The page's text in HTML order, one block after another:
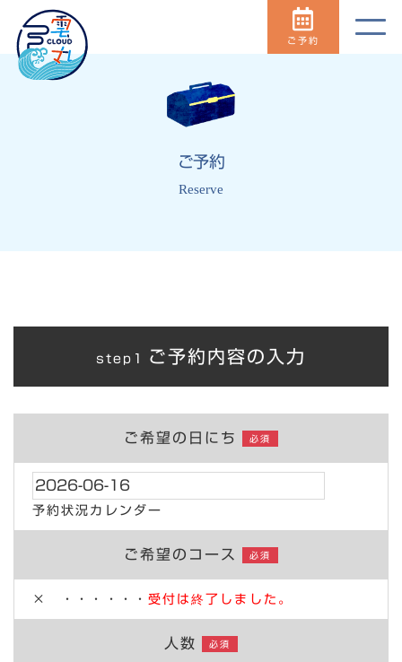
ご予約
ご予約
Reserve
step1 ご予約内容の入力
ご希望の日にち 必須
予約状況カレンダー
ご希望のコース 必須
× ・・・・・・ 受付は終了しました。
人数 必須